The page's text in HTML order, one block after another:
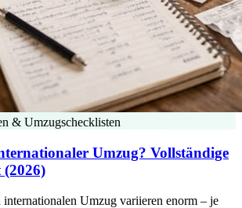
& Umzugschecklisten
Umzug? Vollständige
(2026)
Umzug variieren enorm – je